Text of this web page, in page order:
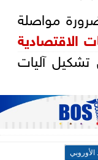
مواصلة
الاقتصادية
تشكيل آليات
الأوروبي